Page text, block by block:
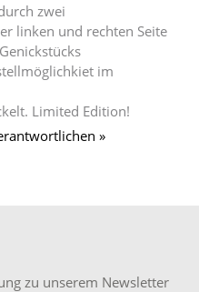
zwei
linken und rechten Seite
im
Limited Edition!
»
zu unserem Newsletter